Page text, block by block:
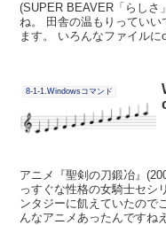
(SUPER BEAVER「らしさ
ね。 田舎の温もりってい
ます。 いろんなファイル
8-1-1.Windowsコマンド
アニメ『聖剣の刀鍛冶』
っすぐな性格の女騎士セシ
ンタジーに飢えていたので
んなアニメあったんですね